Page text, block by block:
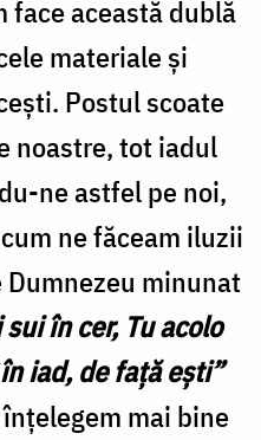
face această dublă
materiale şi
Postul scoate
noastre, tot iadul
ne astfel pe noi,
ne făceam iluzii
Dumnezeu minunat
în cer, Tu acolo
iad, de faţă eşti”
mai bine